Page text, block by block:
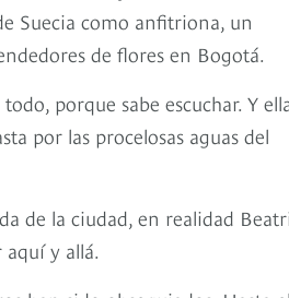
Suecia como anfitriona, un
de flores en Bogotá.
porque sabe escuchar. Y
por las procelosas aguas del
de la ciudad, en realidad
y allá.